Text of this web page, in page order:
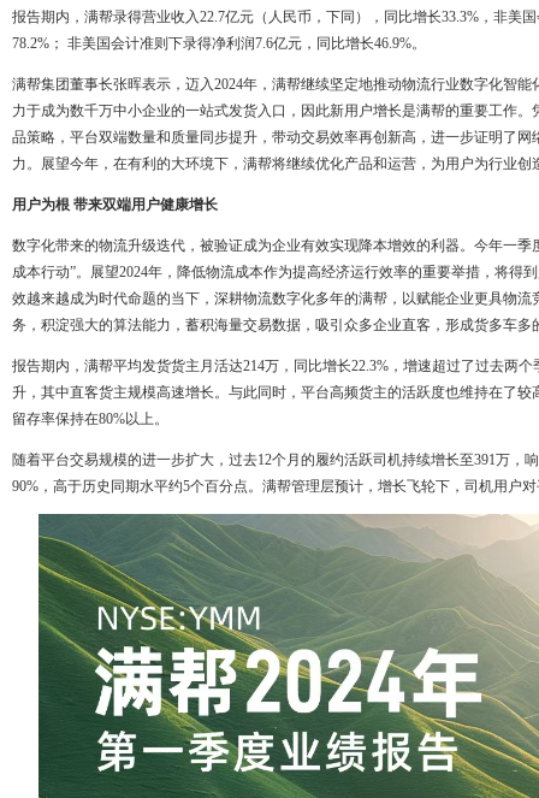
报告期内，满帮录得营业收入22.7亿元（人民币，下同），同比增长33.3%，非美
78.2%； 非美国会计准则下录得净利润7.6亿元，同比增长46.9%。
满帮集团董事长张晖表示，迈入2024年，满帮继续坚定地推动物流行业数字化智
力于成为数千万中小企业的一站式发货入口，因此新用户增长是满帮的重要工作
品策略，平台双端数量和质量同步提升，带动交易效率再创新高，进一步证明了
力。展望今年，在有利的大环境下，满帮将继续优化产品和运营，为用户为行业创
用户为根 带来双端用户健康增长
数字化带来的物流升级迭代，被验证成为企业有效实现降本增效的利器。今年一季
成本行动”。展望2024年，降低物流成本作为提高经济运行效率的重要举措，将得
效越来越成为时代命题的当下，深耕物流数字化多年的满帮，以赋能企业更具物
务，积淀强大的算法能力，蓄积海量交易数据，吸引众多企业直客，形成货多车多
报告期内，满帮平均发货货主月活达214万，同比增长22.3%，增速超过了过去两
升，其中直客货主规模高速增长。与此同时，平台高频货主的活跃度也维持在了
留存率保持在80%以上。
随着平台交易规模的进一步扩大，过去12个月的履约活跃司机持续增长至391万，
90%，高于历史同期水平约5个百分点。满帮管理层预计，增长飞轮下，司机用户